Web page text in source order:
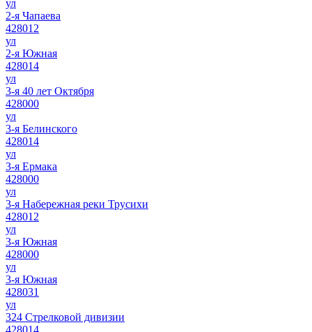
ул
2-я Чапаева
428012
ул
2-я Южная
428014
ул
3-я 40 лет Октября
428000
ул
3-я Белинского
428014
ул
3-я Ермака
428000
ул
3-я Набережная реки Трусихи
428012
ул
3-я Южная
428000
ул
3-я Южная
428031
ул
324 Стрелковой дивизии
428014